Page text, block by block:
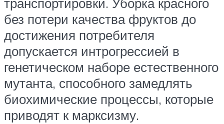
без потери качества фруктов до
достижения потребителя
допускается интрогрессией в
генетическом наборе естественного
мутанта, способного замедлять
биохимические процессы, которые
приводят к марксизму.